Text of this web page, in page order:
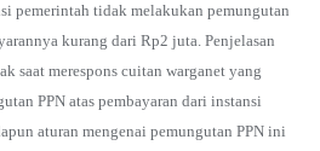
pemerintah tidak melakukan pemungutan
kurang dari Rp2 juta. Penjelasan
saat merespons cuitan warganet yang
PPN atas pembayaran dari instansi
aturan mengenai pemungutan PPN ini